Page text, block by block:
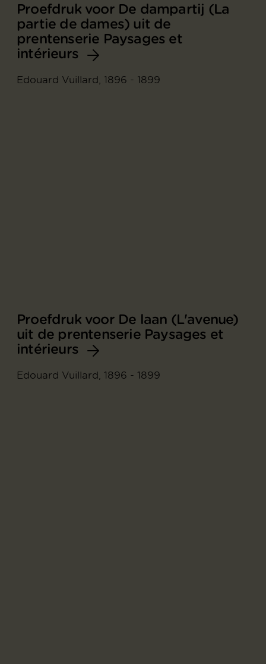
Proefdruk voor De dampartij (La
partie de dames) uit de
prentenserie Paysages et
intérieurs
Edouard Vuillard, 1896 - 1899
Proefdruk voor De laan (L'avenue)
uit de prentenserie Paysages et
intérieurs
Edouard Vuillard, 1896 - 1899